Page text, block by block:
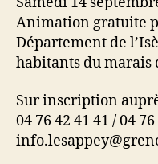
Animation gratuite
Département de
habitants du marais
Sur inscription
04 76 42 41 41 / 04